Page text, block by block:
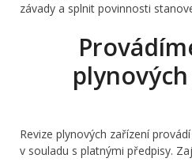
závady a splnit povinnosti
Revize plynových zařízení
v souladu s platnými předpisy.